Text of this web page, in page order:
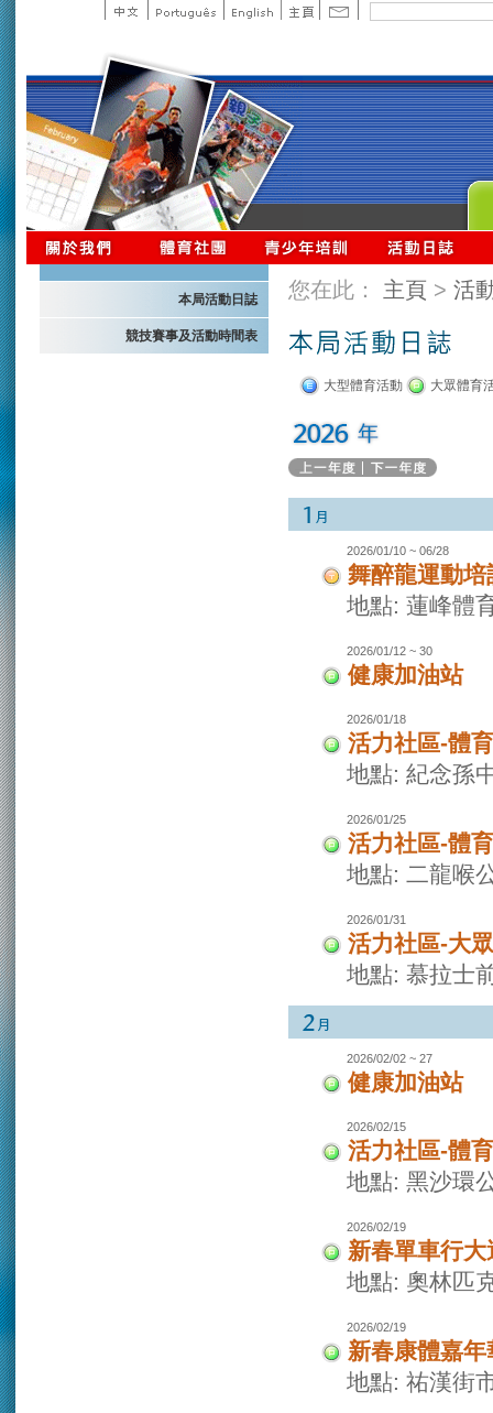
本局活動日誌
競技賽事及活動時間表
您在此： 主頁 > 活
大型體育活動 大眾體育
2026/01/10 ~ 06/28
舞醉龍運動培
地點: 蓮峰體
2026/01/12 ~ 30
健康加油站
2026/01/18
活力社區-體
地點: 紀念孫
2026/01/25
活力社區-體
地點: 二龍喉
2026/01/31
活力社區-大
地點: 慕拉士
2026/02/02 ~ 27
健康加油站
2026/02/15
活力社區-體
地點: 黑沙環
2026/02/19
新春單車行大
地點: 奧林匹
2026/02/19
新春康體嘉年
地點: 祐漢街